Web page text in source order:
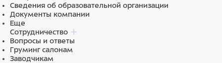
Состав
Пластик, Полипропилен (переработанный)
Сведения об образовательной организации
Документы компании
Еще
Сотрудничество
Вопросы и ответы
Груминг салонам
Заводчикам